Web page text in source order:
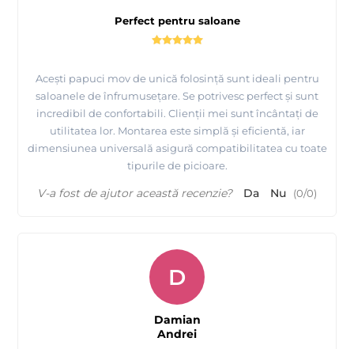
Perfect pentru saloane
Acești papuci mov de unică folosință sunt ideali pentru
saloanele de înfrumusețare. Se potrivesc perfect și sunt
incredibil de confortabili. Clienții mei sunt încântați de
utilitatea lor. Montarea este simplă și eficientă, iar
dimensiunea universală asigură compatibilitatea cu toate
tipurile de picioare.
V-a fost de ajutor această recenzie? Da Nu (0/0)
D
Damian
Andrei